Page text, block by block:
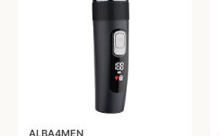
ALBA4MEN